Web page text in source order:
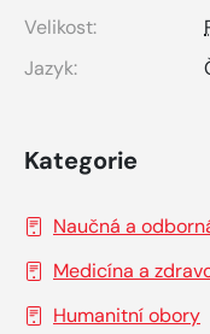
Velikost:
Jazyk:
Kategorie
Naučná a
Medicína a
Humanitní obory